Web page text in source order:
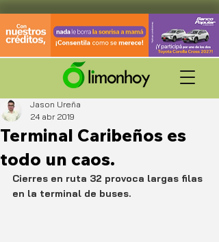
Terminal Caribeños es
todo un caos.
Jason Ureña
24 abr 2019
Cierres en ruta 32 provoca largas filas
en la terminal de buses.